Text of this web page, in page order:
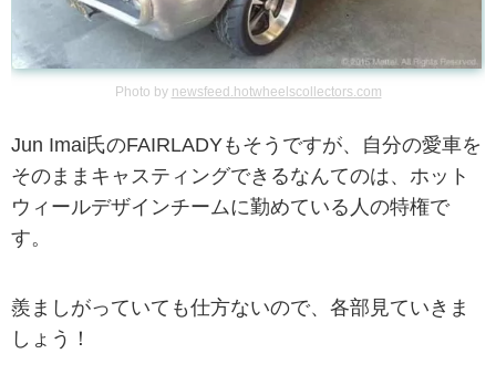
Photo by newsfeed.hotwheelscollectors.com
Jun Imai氏のFAIRLADYもそうですが、自分の愛車を
そのままキャスティングできるなんてのは、ホット
ウィールデザインチームに勤めている人の特権で
す。
羨ましがっていても仕方ないので、各部見ていきま
しょう！